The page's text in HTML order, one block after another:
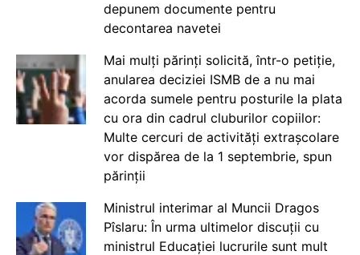
depunem documente pentru
decontarea navetei
Mai mulți părinți solicită, într-o petiție,
anularea deciziei ISMB de a nu mai
acorda sumele pentru posturile la plata
cu ora din cadrul cluburilor copiilor:
Multe cercuri de activități extrașcolare
vor dispărea de la 1 septembrie, spun
părinții
Ministrul interimar al Muncii Dragos
Pîslaru: În urma ultimelor discuții cu
ministrul Educației lucrurile sunt mult